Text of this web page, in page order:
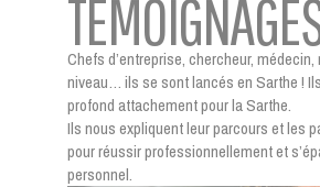
Chefs d’entreprise, chercheur,
niveau… ils se sont lancés en Sarthe !
profond attachement pour la Sarthe.
Ils nous expliquent leur parcours et les
pour réussir professionnellement et
personnel.